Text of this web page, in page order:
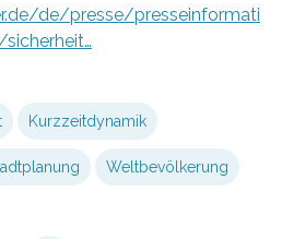
de/presse/presseinformati
Kurzzeitdynamik
Weltbevölkerung